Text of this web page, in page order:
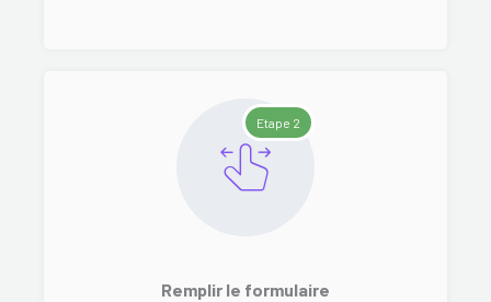
Etape 2
Remplir le formulaire